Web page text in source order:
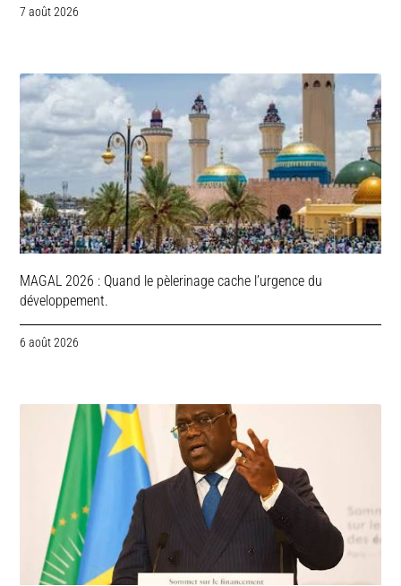
7 août 2026
MAGAL 2026 : Quand le pèlerinage cache l’urgence du
développement.
6 août 2026